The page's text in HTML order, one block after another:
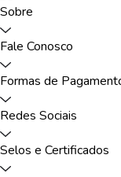
Sobre
Fale Conosco
Formas de
Redes Sociais
Selos e Certificados